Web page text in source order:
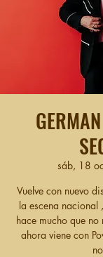
sáb, 18
Vuelve con nuevo
la escena
hace mucho que
ahora viene con